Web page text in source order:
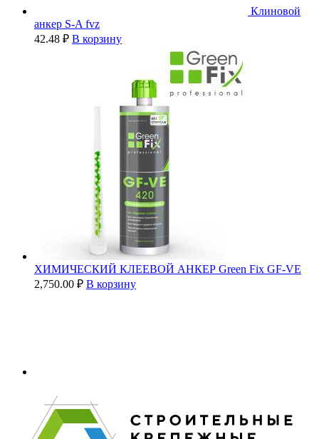
Клиновой
анкер S-A fvz
42.48 ₽ В корзину
ХИМИЧЕСКИЙ КЛЕЕВОЙ АНКЕР Green Fix GF-VE
2,750.00 ₽ В корзину